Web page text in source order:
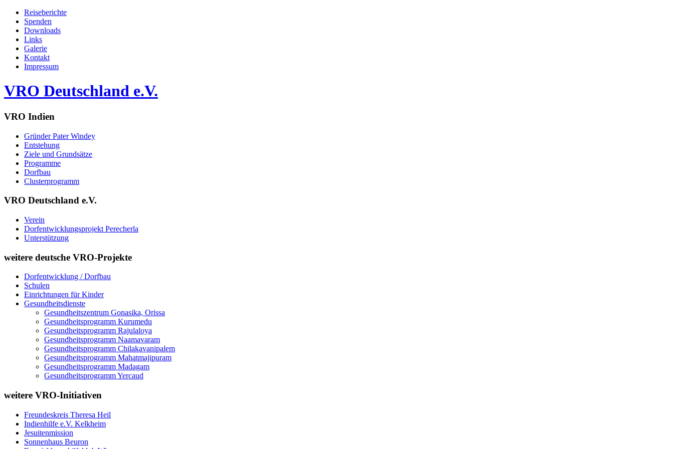
Reiseberichte
Spenden
Downloads
Links
Galerie
Kontakt
Impressum
VRO Deutschland e.V.
VRO Indien
Gründer Pater Windey
Entstehung
Ziele und Grundsätze
Programme
Dorfbau
Clusterprogramm
VRO Deutschland e.V.
Verein
Dorfentwicklungsprojekt Perecherla
Unterstützung
weitere deutsche VRO-Projekte
Dorfentwicklung / Dorfbau
Schulen
Einrichtungen für Kinder
Gesundheitsdienste
Gesundheitszentrum Gonasika, Orissa
Gesundheitsprogramm Kurumedu
Gesundheitsprogramm Rajulaloya
Gesundheitsprogramm Naamavaram
Gesundheitsprogramm Chilakavanipalem
Gesundheitsprogramm Mahatmajipuram
Gesundheitsprogramm Madagam
Gesundheitsprogramm Yercaud
weitere VRO-Initiativen
Freundeskreis Theresa Heil
Indienhilfe e.V. Kelkheim
Jesuitenmission
Sonnenhaus Beuron